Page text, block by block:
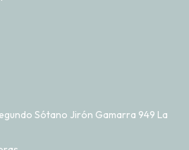
Sótano Jirón Gamarra 949 La